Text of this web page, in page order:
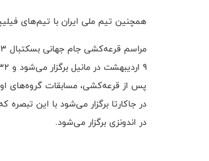
همچنین تیم ملی ایران با تیم‌های
مراسم قرعه‌کشی جام جهانی بسکتبال ۲۰۲۳
۹ اردیبهشت در مانیل برگزار می‌شود و ۳۲ راه‌یافته به این رقابت‌ها در ۸ گروه ۴ تیمی جای داده می‌شوند.
پس از قرعه‌کشی، مسابقات گروه‌های
در جاکارتا برگزار می‌شود با این
در اندونزی برگزار می‌شود.